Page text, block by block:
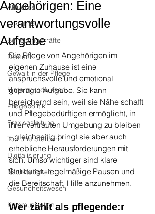
Aktuelles
Covid 19
Betreuungskräfte
Demenz
Gewalt in der Pflege
Hintergrundwissen
Pflegepolitik
Praxisanleitung
Tod und Sterben
Digitalisierung
Nachhaltigkeit
Gesundheitswesen
Kommunikation
Angehörigen: Eine
verantwortungsvolle
Aufgabe
Die Pflege von Angehörigen im
eigenen Zuhause ist eine
anspruchsvolle und emotional
geprägte Aufgabe. Sie kann
bereichernd sein, weil sie Nähe schafft
und Pflegebedürftigen ermöglicht, in
ihrer vertrauten Umgebung zu bleiben
– gleichzeitig bringt sie aber auch
erhebliche Herausforderungen mit
sich. Umso wichtiger sind klare
Strukturen, regelmäßige Pausen und
die Bereitschaft, Hilfe anzunehmen.
Wer zählt als pflegende:r